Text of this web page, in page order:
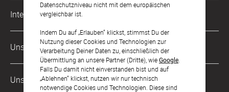
Datenschutzniveau nicht mit dem europäischen
vergleichbar ist.
Indem Du auf „Erlauben“ klickst, stimmst Du der
Nutzung dieser Cookies und Technologien zur
Verarbeitung Deiner Daten zu, einschließlich der
Übermittlung an unsere Partner (Dritte), wieGoogle
Falls Du damit nicht einverstanden bist und auf
„Ablehnen“ klickst, nutzen wir nur technisch
notwendige Cookies und Technologien. Diese sind
Impressum
AGB & Widerrufsrecht
Zahlung & Versand
Datenschutz
Barrierefreiheitserklärung
Musterkarten
Digitale Gästelisten
FAQ & Hilfe
International
Österreich
Schweiz
Frankreich
Unsere Zahlungsarten
Unsere Partner